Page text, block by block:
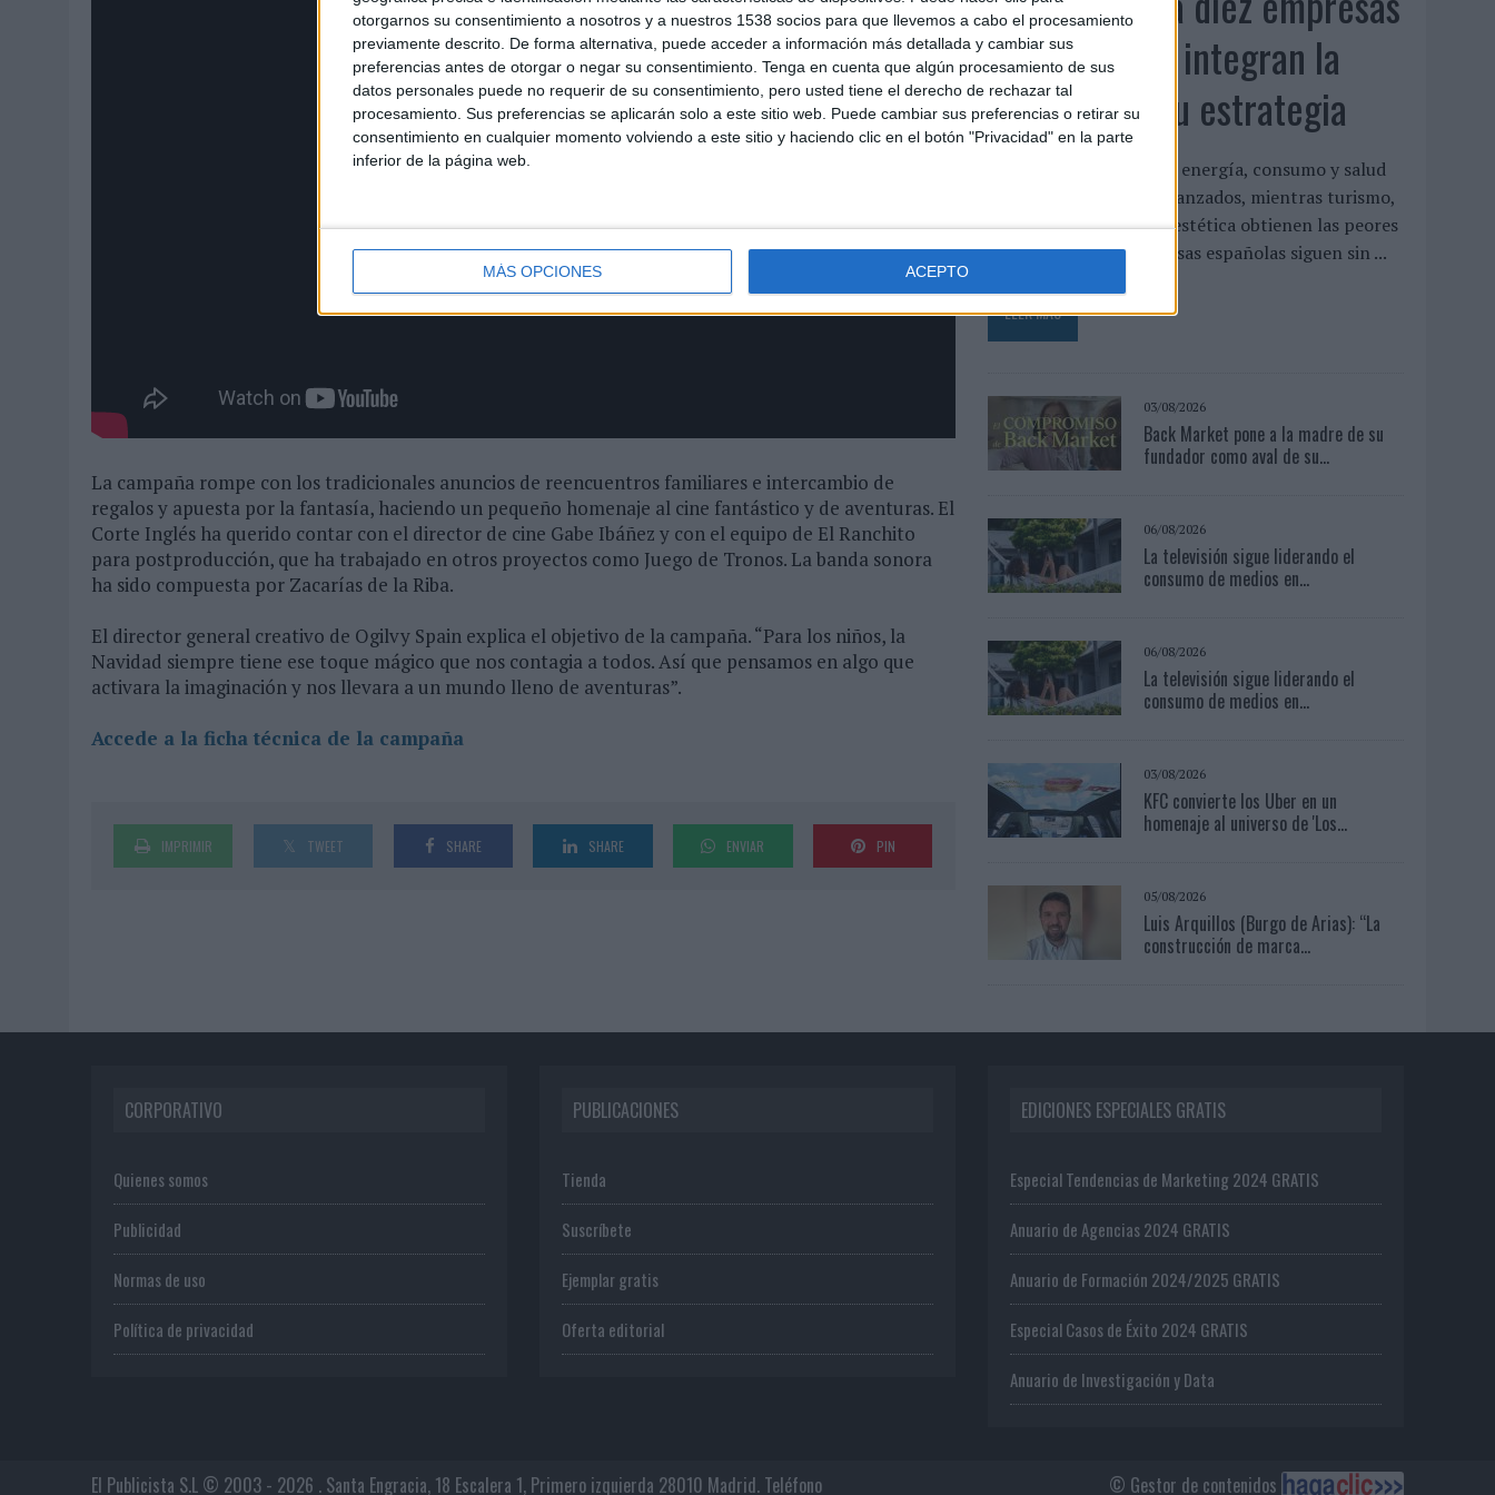
otorgarnos su consentimiento a nosotros y a nuestros 1538 socios para que llevemos a cabo el procesamiento
previamente descrito. De forma alternativa, puede acceder a información más detallada y cambiar sus
preferencias antes de otorgar o negar su consentimiento. Tenga en cuenta que algún procesamiento de sus
datos personales puede no requerir de su consentimiento, pero usted tiene el derecho de rechazar tal
procesamiento. Sus preferencias se aplicarán solo a este sitio web. Puede cambiar sus preferencias o retirar su
consentimiento en cualquier momento volviendo a este sitio y haciendo clic en el botón "Privacidad" en la parte
inferior de la página web.
MÁS OPCIONES ACEPTO
La campaña rompe con los tradicionales anuncios de reencuentros familiares e intercambio de
regalos y apuesta por la fantasía, haciendo un pequeño homenaje al cine fantástico y de aventuras. El
Corte Inglés ha querido contar con el director de cine Gabe Ibáñez y con el equipo de El Ranchito
para postproducción, que ha trabajado en otros proyectos como Juego de Tronos. La banda sonora
ha sido compuesta por Zacarías de la Riba.
El director general creativo de Ogilvy Spain explica el objetivo de la campaña. “Para los niños, la
Navidad siempre tiene ese toque mágico que nos contagia a todos. Así que pensamos en algo que
activara la imaginación y nos llevara a un mundo lleno de aventuras”.
Accede a la ficha técnica de la campaña
IMPRIMIR TWEET SHARE SHARE ENVIAR PIN
españolas no integran la
infancia en su estrategia
El estudio concluye que energía, consumo y salud
son los sectores más avanzados, mientras turismo,
tecnología y gaming o estética obtienen las peores
valoraciones Las empresas españolas siguen sin ...
LEER MÁS
03/08/2026
Back Market pone a la madre de su
fundador como aval de su...
06/08/2026
La televisión sigue liderando el
consumo de medios en...
06/08/2026
La televisión sigue liderando el
consumo de medios en...
03/08/2026
KFC convierte los Uber en un
homenaje al universo de 'Los...
05/08/2026
Luis Arquillos (Burgo de Arias): “La
construcción de marca...
CORPORATIVO
Quienes somos
Publicidad
Normas de uso
Política de privacidad
PUBLICACIONES
Tienda
Suscríbete
Ejemplar gratis
Oferta editorial
EDICIONES ESPECIALES GRATIS
Especial Tendencias de Marketing 2024 GRATIS
Anuario de Agencias 2024 GRATIS
Anuario de Formación 2024/2025 GRATIS
Especial Casos de Éxito 2024 GRATIS
Anuario de Investigación y Data
© Gestor de contenidos
El Publicista S.L © 2003 - 2026 . Santa Engracia, 18 Escalera 1, Primero izquierda 28010 Madrid. Teléfono